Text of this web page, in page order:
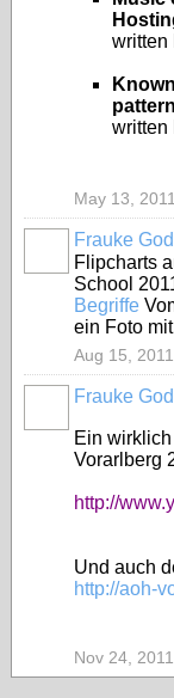
written
pattern
written
May 13, 2011
Frauke
Flipcharts
School
Begriffe
ein Foto
Aug 15, 2011
Frauke
Ein
Vorarlberg
http://
Und auch
http://aoh-
Nov 24, 2011